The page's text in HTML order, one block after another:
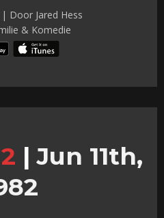
Door Jared Hess
& Komedie
| Jun 11th,